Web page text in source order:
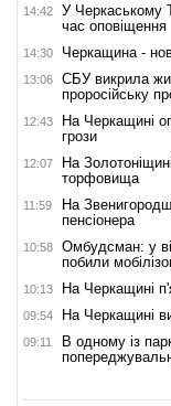
14:42
У Черкаському
час оповіщення
14:30 Черкащина -
13:06
СБУ викрила
проросійську
12:43
На Черкащині
грози
12:07
На
торфовища
11:59
На
пенсіонера
10:58
Омбудсман: у
побили
10:13 На Черкащині
09:54 На Черкащині
09:11
В одному із